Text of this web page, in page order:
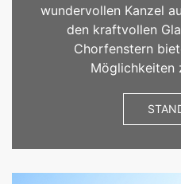
wundervollen Kanzel
den kraftvollen
Chorfenstern
Möglichkeiten